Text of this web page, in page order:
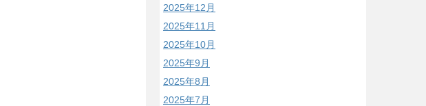
2025年12月
2025年11月
2025年10月
2025年9月
2025年8月
2025年7月